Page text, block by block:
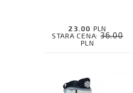
23.00 PLN
STARA CENA:36.00
PLN